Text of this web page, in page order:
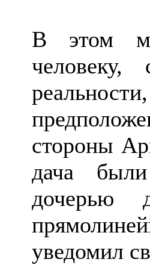
В этом
стороны
дача
дочерью
уведомил